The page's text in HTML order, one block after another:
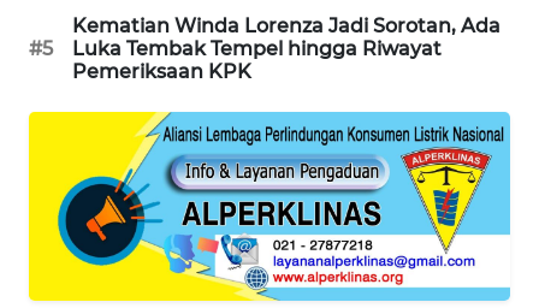
#5
Kematian Winda Lorenza Jadi Sorotan, Ada
Luka Tembak Tempel hingga Riwayat
Pemeriksaan KPK
MEDAN
NEWS
METRO
KRT
NEWS